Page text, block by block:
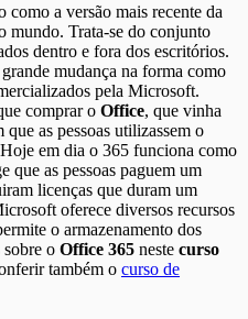
como a versão mais recente da
mundo. Trata-se do conjunto
dentro e fora dos escritórios.
mudança na forma como
pela Microsoft.
comprar o Office, que vinha
as pessoas utilizassem o
em dia o 365 funciona como
que as pessoas paguem um
licenças que duram um
oferece diversos recursos
o armazenamento dos
o Office 365 neste curso
também o curso de